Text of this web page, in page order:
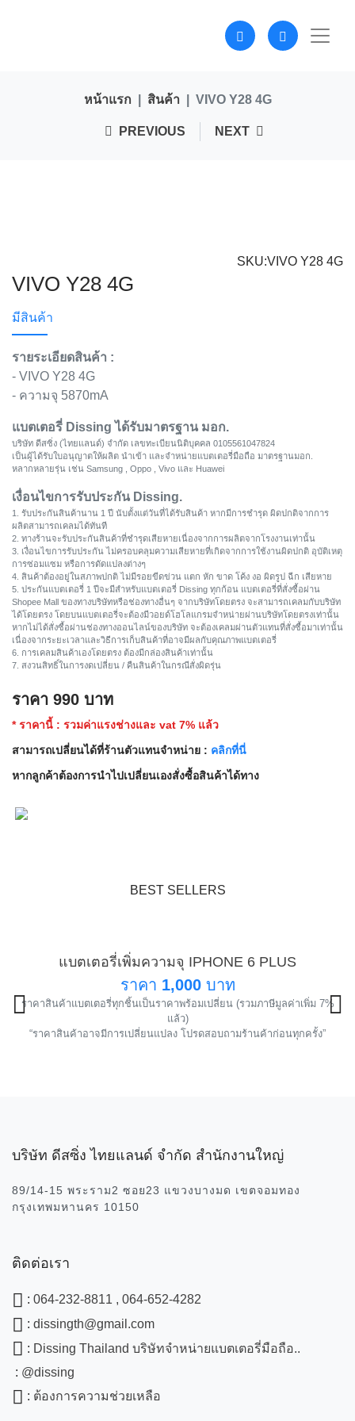
หน้าแรก สินค้า VIVO Y28 4G
PREVIOUS NEXT
SKU:VIVO Y28 4G
VIVO Y28 4G
มีสินค้า
รายระเอียดสินค้า :
- VIVO Y28 4G
- ความจุ 5870mA
แบตเตอรี่ Dissing ได้รับมาตรฐาน มอก.
บริษัท ดีสซิ่ง (ไทยแลนด์) จำกัด เลขทะเบียนนิติบุคคล 0105561047824
เป็นผู้ได้รับใบอนุญาตให้ผลิต นำเข้า และจำหน่ายแบตเตอรี่มือถือ มาตรฐานมอก.
หลากหลายรุ่น เช่น Samsung , Oppo , Vivo และ Huawei
เงื่อนไขการรับประกัน Dissing.
1. รับประกันสินค้านาน 1 ปี นับตั้งแต่วันที่ได้รับสินค้า หากมีการชำรุด ผิดปกติจากการ
ผลิตสามารถเคลมได้ทันที
2. ทางร้านจะรับประกันสินค้าที่ชำรุดเสียหายเนื่องจากการผลิตจากโรงงานเท่านั้น
3. เงื่อนไขการรับประกัน ไม่ครอบคลุมความเสียหายที่เกิดจากการใช้งานผิดปกติ อุบัติเหตุ
การซ่อมแซม หรือการดัดแปลงต่างๆ
4. สินค้าต้องอยู่ในสภาพปกติ ไม่มีรอยขีดข่วน แตก หัก ขาด โค้ง งอ ผิดรูป ฉีก เสียหาย
5. ประกันแบตเตอรี่ 1 ปีจะมีสำหรับแบตเตอรี่ Dissing ทุกก้อน แบตเตอรี่ที่สั่งซื้อผ่าน
Shopee Mall ของทางบริษัทหรือช่องทางอื่นๆ จากบริษัทโดยตรง จะสามารถเคลมกับบริษัท
ได้โดยตรง โดยบนแบตเตอรี่จะต้องมีวอยด์โฮโลแกรมจำหน่ายผ่านบริษัทโดยตรงเท่านั้น
หากไม่ได้สั่งซื้อผ่านช่องทางออนไลน์ของบริษัท จะต้องเคลมผ่านตัวแทนที่สั่งซื้อมาเท่านั้น
เนื่องจากระยะเวลาและวิธีการเก็บสินค้าที่อาจมีผลกับคุณภาพแบตเตอรี่
6. การเคลมสินค้าเองโดยตรง ต้องมีกล่องสินค้าเท่านั้น
7. สงวนสิทธิ์ในการงดเปลี่ยน / คืนสินค้าในกรณีสั่งผิดรุ่น
ราคา 990 บาท
* ราคานี้ : รวมค่าแรงช่างและ vat 7% แล้ว
สามารถเปลี่ยนได้ที่ร้านตัวแทนจำหน่าย : คลิกที่นี่
หากลูกค้าต้องการนำไปเปลี่ยนเองสั่งซื้อสินค้าได้ทาง
BEST SELLERS
!
แบตเตอรี่เพิ่มความจุ IPHONE 6 PLUS
ราคา 1,000บาท
ราคาสินค้าแบตเตอรี่ทุกชิ้นเป็นราคาพร้อมเปลี่ยน (รวมภาษีมูลค่าเพิ่ม 7%
แล้ว)
“ราคาสินค้าอาจมีการเปลี่ยนแปลง โปรดสอบถามร้านค้าก่อนทุกครั้ง”
บริษัท ดีสซิ่ง ไทยแลนด์ จำกัด สำนักงานใหญ่
89/14-15 พระราม2 ซอย23 แขวงบางมด เขตจอมทอง
กรุงเทพมหานคร 10150
ติดต่อเรา
: 064-232-8811 , 064-652-4282
: dissingth@gmail.com
: Dissing Thailand บริษัทจำหน่ายแบตเตอรี่มือถือ..
: @dissing
: ต้องการความช่วยเหลือ